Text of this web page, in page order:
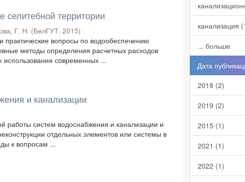
территории
Г. Н. (БелГУТ,2015)
практические вопросы по водообеспечению
методы определения расчетных расходов
современных ...
и канализации
работы систем водоснабжения и канализации и
отдельных элементов или системы в
к вопросам ...
канализация
... больше
Дата
2018 (2)
2019 (2)
2015 (1)
2021 (1)
2022 (1)